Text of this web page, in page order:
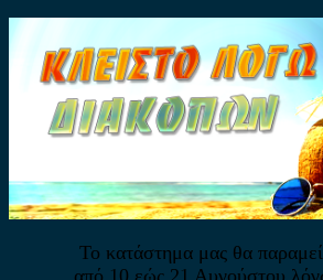
Το κατάστημα μας θα